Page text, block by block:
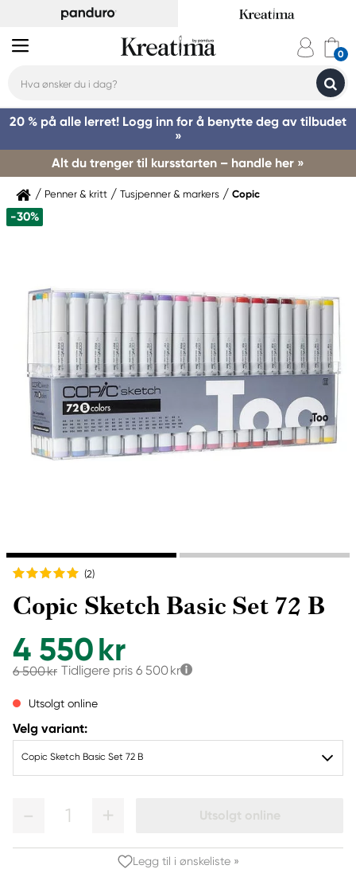
20 % på alle lerret! Logg inn for å benytte deg av tilbudet
»
Alt du trenger til kursstarten – handle her »
Penner & kritt Tusjpenner & markers Copic
-30%
(2)
Copic Sketch Basic Set 72 B
4 550 kr
6 500 kr Tidligere pris 6 500 kr
Utsolgt online
Velg variant:
Copic Sketch Basic Set 72 B
1 Utsolgt online
Legg til i ønskeliste »